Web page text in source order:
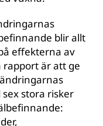
blir allt
effekterna av
rapport är att ge
stora risker